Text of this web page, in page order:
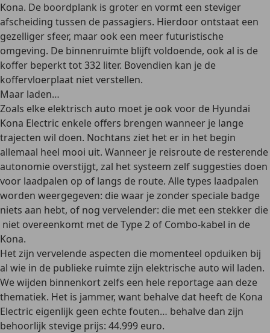
Kona. De boordplank is groter en vormt een steviger
afscheiding tussen de passagiers. Hierdoor ontstaat een
gezelliger sfeer, maar ook een meer futuristische
omgeving. De binnenruimte blijft voldoende, ook al is de
koffer beperkt tot 332 liter. Bovendien kan je de
koffervloerplaat niet verstellen.
Maar laden…
Zoals elke elektrisch auto moet je ook voor de Hyundai
Kona Electric enkele offers brengen wanneer je lange
trajecten wil doen. Nochtans ziet het er in het begin
allemaal heel mooi uit. Wanneer je reisroute de resterende
autonomie overstijgt, zal het systeem zelf suggesties doen
voor laadpalen op of langs de route. Alle types laadpalen
worden weergegeven: die waar je zonder speciale badge
niets aan hebt, of nog vervelender: die met een stekker die
niet overeenkomt met de Type 2 of Combo-kabel in de
Kona.
Het zijn vervelende aspecten die momenteel opduiken bij
al wie in de publieke ruimte zijn elektrische auto wil laden.
We wijden binnenkort zelfs een hele reportage aan deze
thematiek. Het is jammer, want behalve dat heeft de Kona
Electric eigenlijk geen echte fouten… behalve dan zijn
behoorlijk stevige prijs: 44.999 euro.